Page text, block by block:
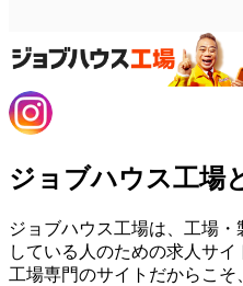
ジョブハウス工場
ジョブハウス工場は、工場
している人のための求人サイ
工場専門のサイトだからこ